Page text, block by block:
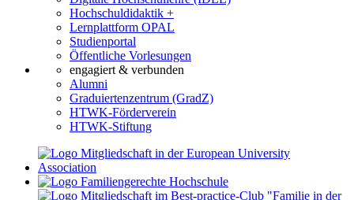
Hochschuldidaktik +
Lernplattform OPAL
Studienportal
Öffentliche Vorlesungen
engagiert & verbunden
Alumni
Graduiertenzentrum (GradZ)
HTWK-Förderverein
HTWK-Stiftung